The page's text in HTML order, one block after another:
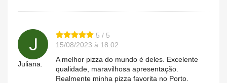
Juliana.
5 / 5
15/08/2023 à 18:02
A melhor pizza do mundo é deles. Excelente
qualidade, maravilhosa apresentação.
Realmente minha pizza favorita no Porto.